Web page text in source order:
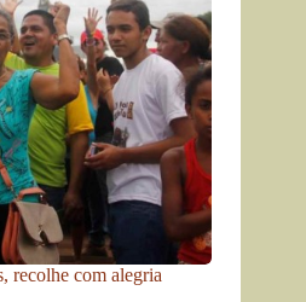
recolhe com alegria